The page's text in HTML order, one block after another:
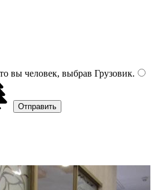
вы человек, выбрав Грузовик.